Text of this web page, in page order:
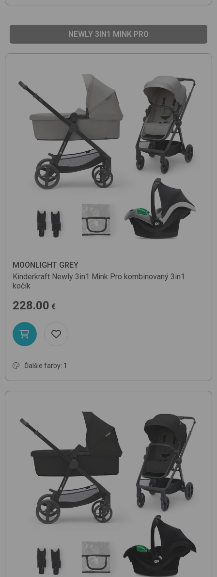
NEWLY 3IN1 MINK PRO
MOONLIGHT GREY
Kinderkraft Newly 3in1 Mink Pro kombinovaný 3in1
kočík
228.00 €
Ďalšie farby: 1